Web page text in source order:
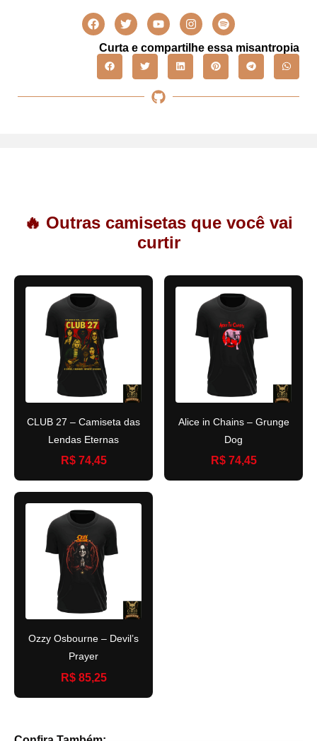
Curta e compartilhe essa misantropia
🔥 Outras camisetas que você vai
curtir
CLUB 27 – Camiseta das
Lendas Eternas
R$ 74,45
Alice in Chains – Grunge
Dog
R$ 74,45
Ozzy Osbourne – Devil’s
Prayer
R$ 85,25